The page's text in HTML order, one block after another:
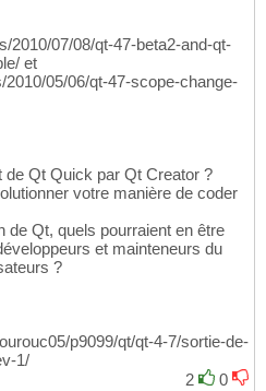
2010/07/08/qt-47-beta2-and-qt-
et
05/06/qt-47-scope-change-
Qt Quick par Qt Creator ?
votre manière de coder
de Qt, quels pourraient en être
et mainteneurs du
?
p9099/qt/qt-4-7/sortie-de-
1/
2
0